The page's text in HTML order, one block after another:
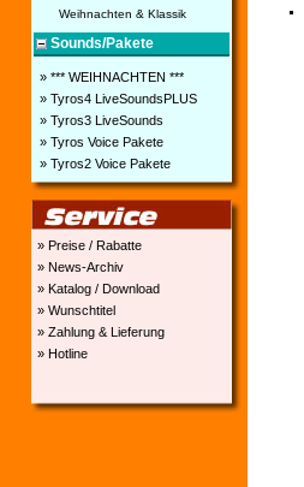
Weihnachten & Klassik
Sounds/Pakete
» *** WEIHNACHTEN ***
» Tyros4 LiveSoundsPLUS
» Tyros3 LiveSounds
» Tyros Voice Pakete
» Tyros2 Voice Pakete
» Preise / Rabatte
» News-Archiv
» Katalog / Download
» Wunschtitel
» Zahlung & Lieferung
» Hotline